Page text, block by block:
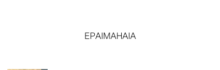
EPAIMAHAIA